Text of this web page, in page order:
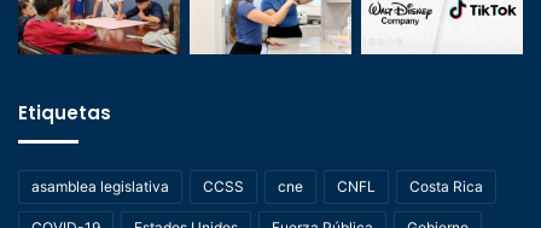
Etiquetas
asamblea legislativa CCSS cne CNFL Costa Rica